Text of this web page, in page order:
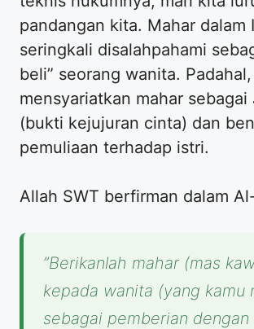
pandangan kita. Mahar dalam
seringkali disalahpahami
beli” seorang wanita.
mensyariatkan mahar sebagai
(bukti kejujuran cinta) dan
pemuliaan terhadap istri.
​Allah SWT berfirman dalam Al-
​”Berikanlah mahar (mas
kepada wanita (yang kamu
sebagai pemberian dengan